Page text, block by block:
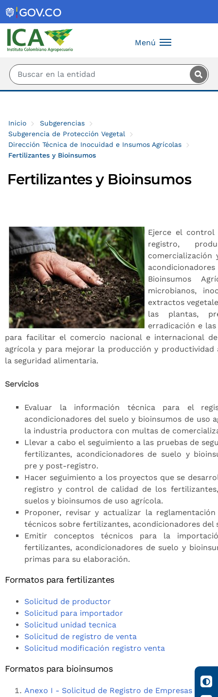
Menú
Inicio
Subgerencias
Subgerencia de Protección Vegetal
Dirección Técnica de Inocuidad e Insumos Agrícolas
Fertilizantes y Bioinsumos
Fertilizantes y Bioinsumos
Ejerce el
registro,
Bioinsumos
microbianos,
extractos
las plantas,
erradicación e
para facilitar el comercio nacional e internacional
agrícola y para mejorar la producción y
la seguridad alimentaria.
Servicios
Evaluar la información técnica para el
acondicionadores del suelo y bioinsumos de uso
la industria productora con multas de
Llevar a cabo el seguimiento a las pruebas de
fertilizantes, acondicionadores de suelo y
pre y post-registro.
Hacer seguimiento a los proyectos que se
registro y control de calidad de los
suelos y bioinsumos de uso agrícola.
Proponer, revisar y actualizar la
técnicos sobre fertilizantes, acondicionadores del
Emitir conceptos técnicos para la
fertilizantes, acondicionadores de suelo y
primas para su elaboración.
Formatos para fertilizantes
Solicitud de productor
Solicitud para importador
Solicitud unidad tecnica
Solicitud de registro de venta
Solicitud modificación registro venta
Formatos para bioinsumos
Anexo I - Solicitud de Registro de Empresas